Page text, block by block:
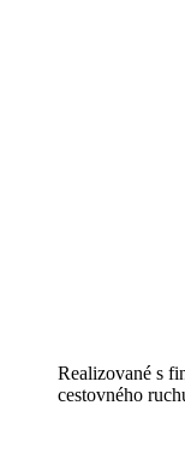
Realizované s
cestovného